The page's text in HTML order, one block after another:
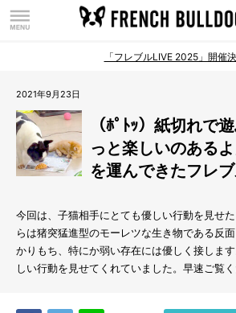
「フレブルLIVE 2025」開催決
2021年9月23日
（ﾎﾟﾄｯ）紙切れで
っと楽しいのある
を運んできたフレブ
今回は、子猫相手にとても優しい行動を見せ
らは猪突猛進型のモーレツな生き物である反
かりもち、特にか弱い存在には優しく接しま
しい行動を見せてくれていました。早速ご覧く